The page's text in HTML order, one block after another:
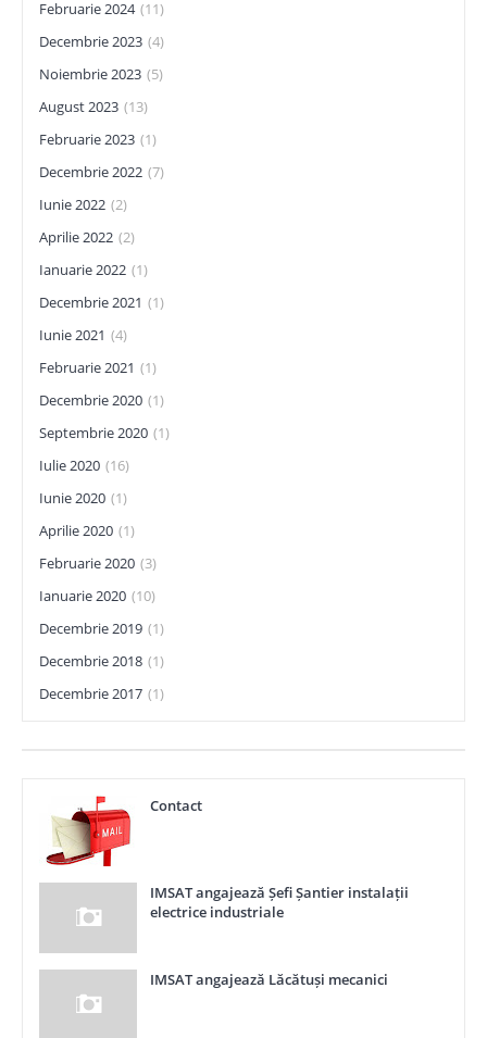
Februarie 2024 (11)
Decembrie 2023 (4)
Noiembrie 2023 (5)
August 2023 (13)
Februarie 2023 (1)
Decembrie 2022 (7)
Iunie 2022 (2)
Aprilie 2022 (2)
Ianuarie 2022 (1)
Decembrie 2021 (1)
Iunie 2021 (4)
Februarie 2021 (1)
Decembrie 2020 (1)
Septembrie 2020 (1)
Iulie 2020 (16)
Iunie 2020 (1)
Aprilie 2020 (1)
Februarie 2020 (3)
Ianuarie 2020 (10)
Decembrie 2019 (1)
Decembrie 2018 (1)
Decembrie 2017 (1)
Contact
IMSAT angajează Șefi Șantier instalații
electrice industriale
IMSAT angajează Lăcătuși mecanici